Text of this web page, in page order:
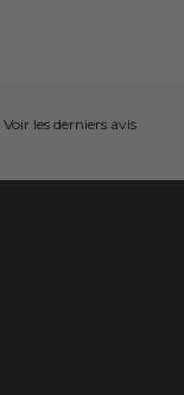
Voir les derniers avis